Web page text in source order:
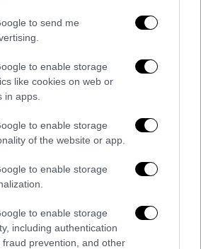
to send me
to enable storage
like cookies on web or
in apps.
to enable storage
of the website or app.
to enable storage
to enable storage
including authentication
prevention, and other
της Μπρίτνεϊ
εσώρουχο
εθεάθη να περπατά δίπλα